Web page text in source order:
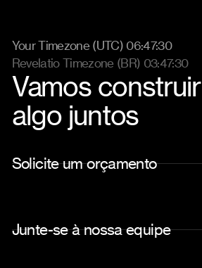
Your Timezone (UTC) 06:47:30
Revelatio Timezone (BR) 03:47:30
Vamos construir
algo juntos
Solicite um orçamento
Junte-se à nossa equipe